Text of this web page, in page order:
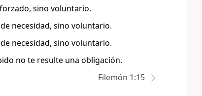
sino voluntario.
necesidad, sino voluntario.
necesidad, sino voluntario.
no te resulte una obligación.
Filemón 1:15